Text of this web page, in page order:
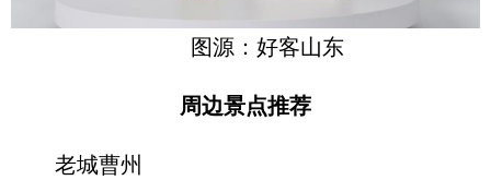
图源：好客山东
周边景点推荐
老城曹州